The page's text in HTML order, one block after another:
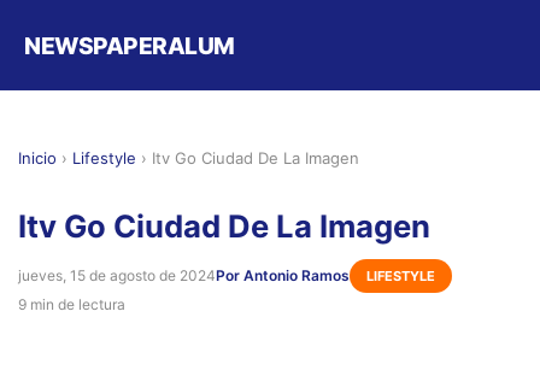
NEWSPAPERALUM
Inicio › Lifestyle › Itv Go Ciudad De La Imagen
Itv Go Ciudad De La Imagen
jueves, 15 de agosto de 2024Por Antonio Ramos LIFESTYLE
9 min de lectura